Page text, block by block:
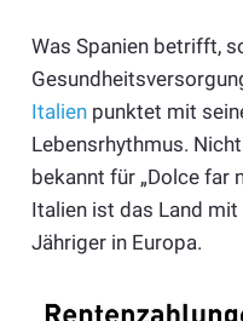
Was Spanien betrifft,
Italienpunktet mit
Lebensrhythmus.
bekannt für „Dolce far
Italien ist das Land
Jähriger in Europa.